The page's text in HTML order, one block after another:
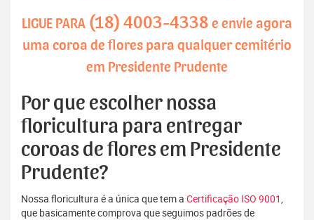
LIGUE PARA (18) 4003-4338 e envie agora
uma coroa de flores para qualquer cemitério
em Presidente Prudente
Por que escolher nossa
floricultura para entregar
coroas de flores em Presidente
Prudente?
Nossa floricultura é a única que tem a Certificação ISO 9001,
que basicamente comprova que seguimos padrões de